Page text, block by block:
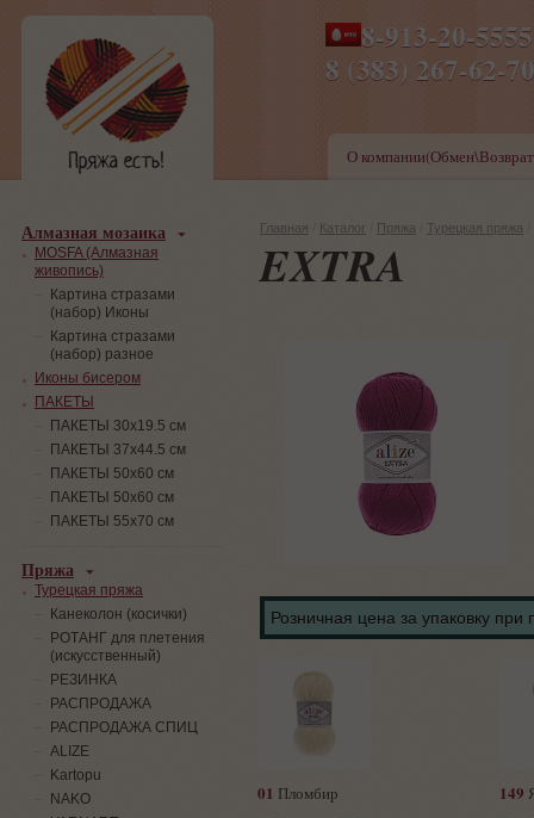
8-913-20-
8 (383) 267-
ПН-ПТ 8-17,СБ-ВС 9-
О
Главная Каталог Пряжа Турецкая пряжа
EXTRA
Розничная цена за упаковку при
01 Пломбир 149
Алмазная мозаика
MOSFA (Алмазная
живопись)
Картина стразами
(набор) Иконы
Картина стразами
(набор) разное
Иконы бисером
ПАКЕТЫ
ПАКЕТЫ 30х19.5 см
ПАКЕТЫ 37х44.5 см
ПАКЕТЫ 50х60 см
ПАКЕТЫ 50х60 см
ПАКЕТЫ 55х70 см
Пряжа
Турецкая пряжа
Канеколон (косички)
РОТАНГ для плетения
(искусственный)
PЕЗИНКА
РАСПРОДАЖА
РАСПРОДАЖА СПИЦ
ALIZE
Kartopu
NAKO